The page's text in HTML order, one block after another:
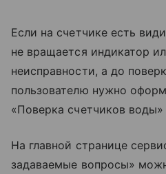
Если на счетчике есть
не вращается индикатор
неисправности, а до
пользователю нужно
«Поверка счетчиков воды»
На главной странице
задаваемые вопросы»